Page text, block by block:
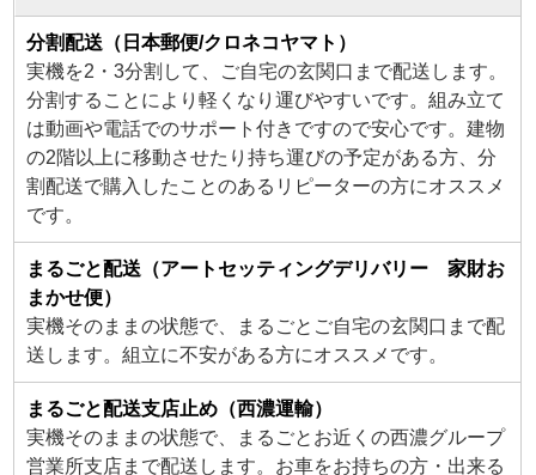
分割配送（日本郵便/クロネコヤマト）
実機を2・3分割して、ご自宅の玄関口まで配送します。
分割することにより軽くなり運びやすいです。組み立て
は動画や電話でのサポート付きですので安心です。建物
の2階以上に移動させたり持ち運びの予定がある方、分
割配送で購入したことのあるリピーターの方にオススメ
です。
まるごと配送（アートセッティングデリバリー 家財お
まかせ便）
実機そのままの状態で、まるごとご自宅の玄関口まで配
送します。組立に不安がある方にオススメです。
まるごと配送支店止め（西濃運輸）
実機そのままの状態で、まるごとお近くの西濃グループ
営業所支店まで配送します。お車をお持ちの方・出来る